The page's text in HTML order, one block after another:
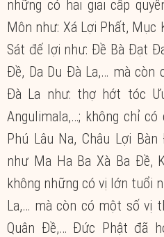
những có hai giai cấp
Môn như: Xá Lợi Phất, Mục
Sát đế lợi như: Đề Bà Đạt
Đề, Da Du Đà La,… mà còn
Đà La như: thợ hớt tóc
Angulimala,…; không chỉ
Phú Lâu Na, Châu Lợi
như Ma Ha Ba Xà Ba Đề,
không những có vị lớn tuổi
La,… mà còn có một số vị
Quân Đề,… Đức Phật đã